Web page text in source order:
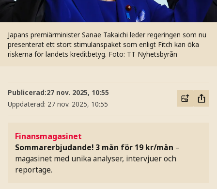
Japans premiärminister Sanae Takaichi leder regeringen som nu
presenterat ett stort stimulanspaket som enligt Fitch kan öka
riskerna för landets kreditbetyg. Foto: TT Nyhetsbyrån
Publicerad:27 nov. 2025, 10:55
Uppdaterad: 27 nov. 2025, 10:55
Finansmagasinet
Sommarerbjudande! 3 mån för 19 kr/mån –
magasinet med unika analyser, intervjuer och
reportage.